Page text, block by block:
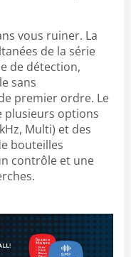
vous ruiner. La
de la série
de détection,
sans
premier ordre. Le
plusieurs options
Multi) et des
bouteilles
contrôle et une